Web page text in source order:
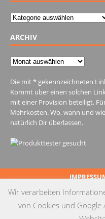
Kategorien
ARCHIV
Archiv
Die mit * gekennzeichneten
Kommt über einen solchen
mit einer Provision beteiligt.
Mehrkosten. Wo, wann und
natürlich Dir überlassen.
Wir verarbeiten
von Cookies und Google